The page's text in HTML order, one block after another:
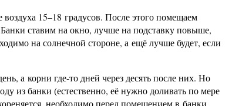
15–18 градусов. После этого помещаем
ставим на окно, лучше на подставку повыше,
на солнечной стороне, а ещё лучше будет, если
а корни где-то дней через десять после них. Но
из банки (естественно, её нужно доливать по мере
необходимо перед помещением в банки